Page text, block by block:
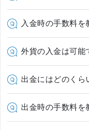
入金時の手数料を
外貨の入金は可能
出金にはどのくら
出金時の手数料を